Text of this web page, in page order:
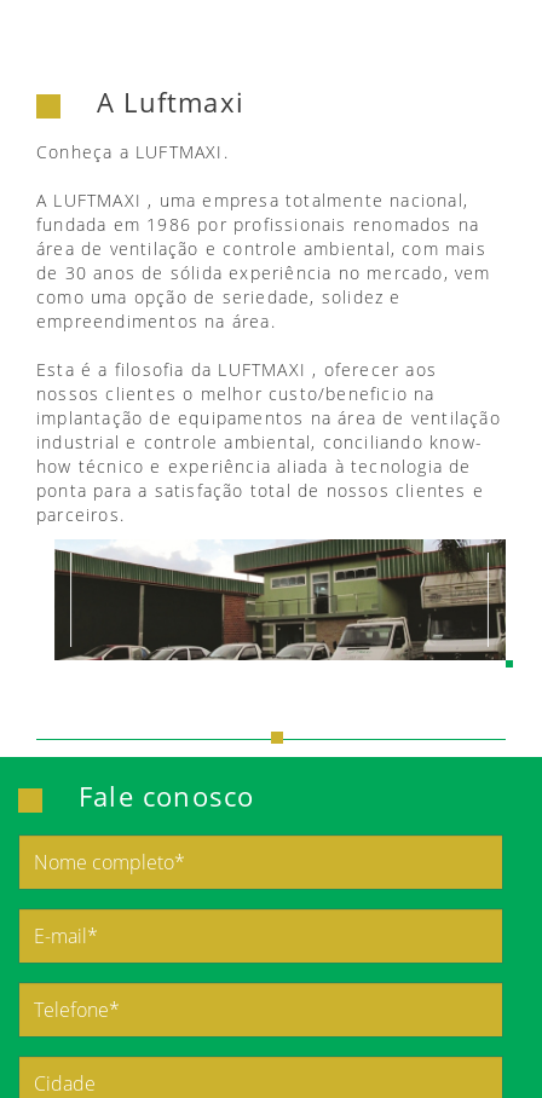
A Luftmaxi
Conheça a LUFTMAXI.
A LUFTMAXI , uma empresa totalmente nacional,
fundada em 1986 por profissionais renomados na
área de ventilação e controle ambiental, com mais
de 30 anos de sólida experiência no mercado, vem
como uma opção de seriedade, solidez e
empreendimentos na área.
Esta é a filosofia da LUFTMAXI , oferecer aos
nossos clientes o melhor custo/beneficio na
implantação de equipamentos na área de ventilação
industrial e controle ambiental, conciliando know-
how técnico e experiência aliada à tecnologia de
ponta para a satisfação total de nossos clientes e
parceiros.
Fale conosco